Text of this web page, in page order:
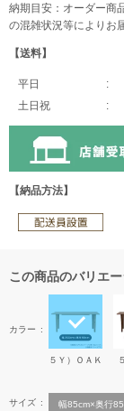
納期目安：オーダー商
の混雑状況等によりお
【送料】
平日
土日祝
【納品方法】
この商品のバリエ
カラー
５Ｙ）ＯＡＫ
サイズ 幅85cm×奥行